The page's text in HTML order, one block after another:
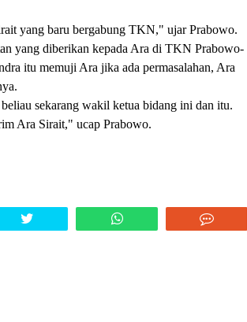
yang baru bergabung TKN," ujar Prabowo.
yang diberikan kepada Ara di TKN Prabowo-
itu memuji Ara jika ada permasalahan, Ara
sekarang wakil ketua bidang ini dan itu.
Ara Sirait," ucap Prabowo.